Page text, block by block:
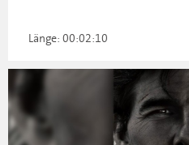
Länge: 00:02:10